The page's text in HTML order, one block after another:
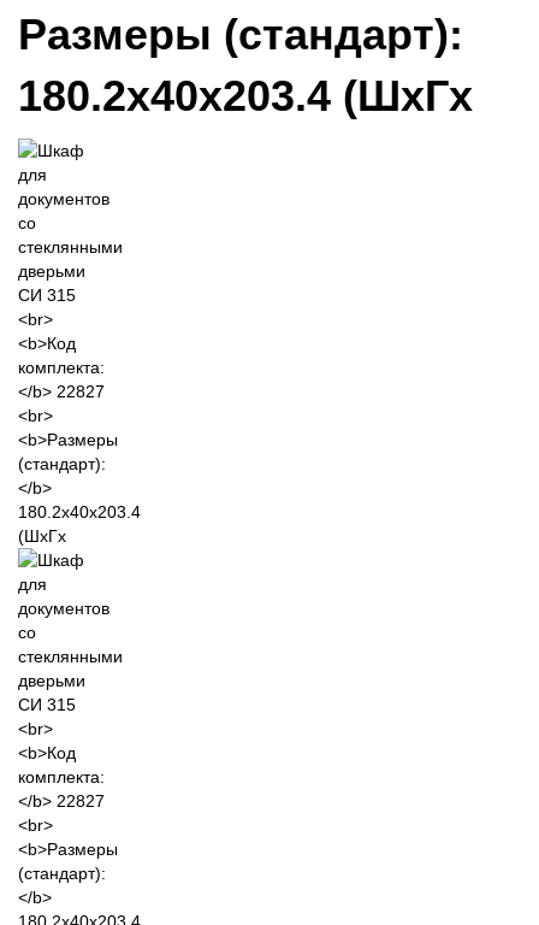
Размеры (стандарт):
180.2x40x203.4 (ШхГх